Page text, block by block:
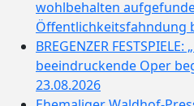
wohlbehalten
Öffentlichkeitsfahndung
BREGENZER
beeindruckende Oper
23.08.2026